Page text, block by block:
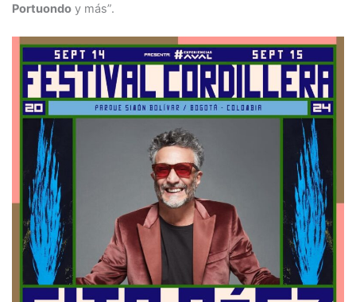
Portuondoy más”.